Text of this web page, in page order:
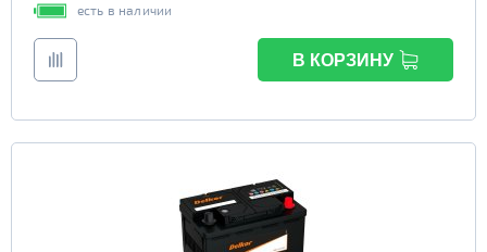
есть в наличии
В КОРЗИНУ